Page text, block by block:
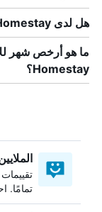
هل لدى Rose Garden Homestay خدمة غسيل؟
Homestay؟
تمامًا.